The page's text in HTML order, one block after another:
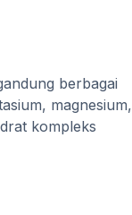
berbagai
magnesium,
kompleks